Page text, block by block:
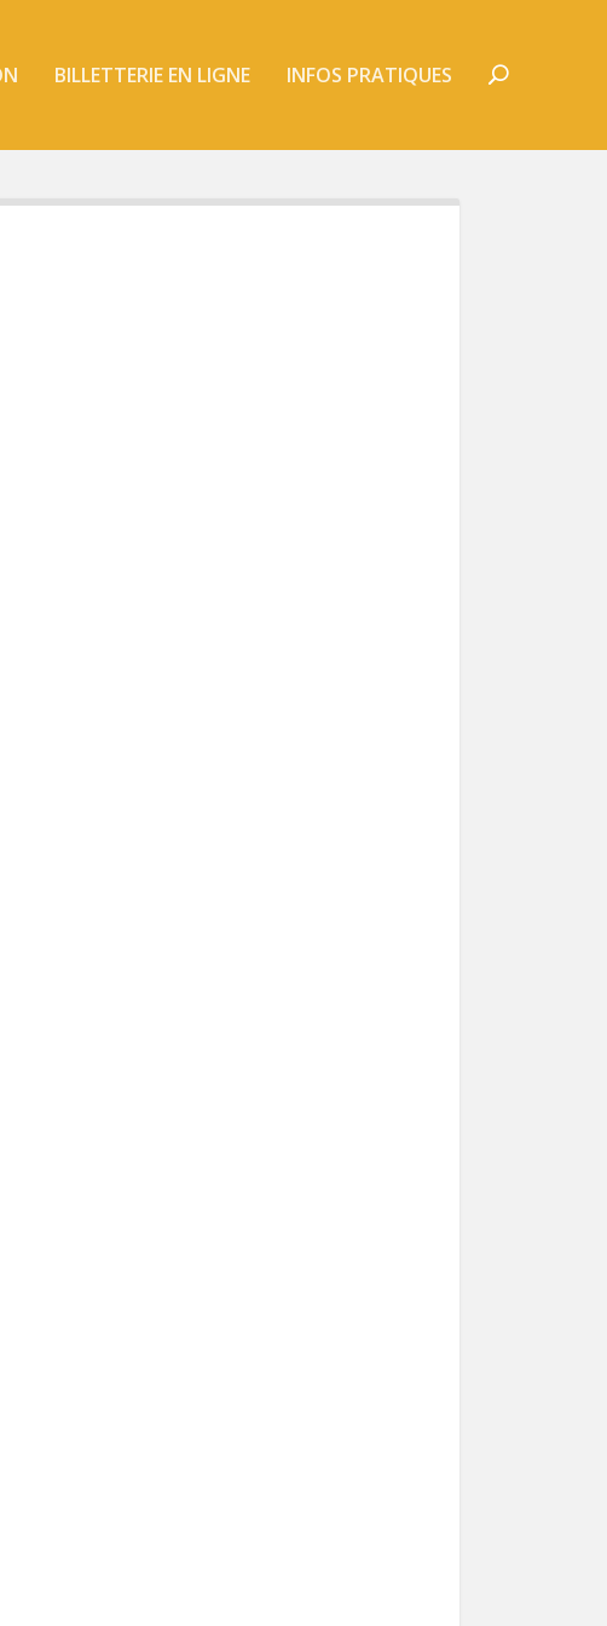
BILLETTERIE EN LIGNE INFOS PRATIQUES